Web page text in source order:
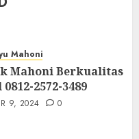
Mahoni
Mahoni Berkualitas
2572-3489
9, 2024 0